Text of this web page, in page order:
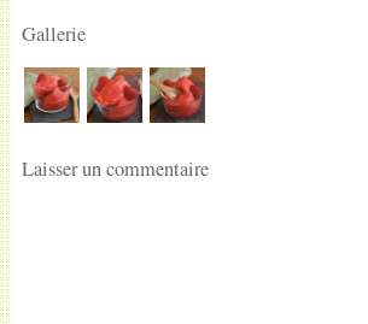
Gallerie
Laisser un commentaire